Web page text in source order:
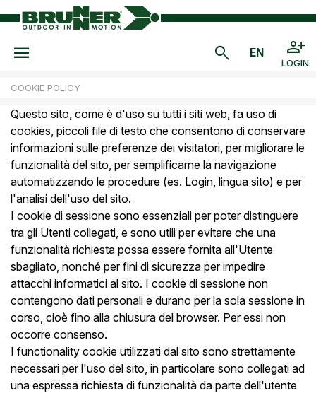
LOGIN
COOKIE POLICY
Questo sito, come è d'uso su tutti i siti web, fa uso di
cookies, piccoli file di testo che consentono di conservare
informazioni sulle preferenze dei visitatori, per migliorare le
funzionalità del sito, per semplificarne la navigazione
automatizzando le procedure (es. Login, lingua sito) e per
l'analisi dell'uso del sito.
I cookie di sessione sono essenziali per poter distinguere
tra gli Utenti collegati, e sono utili per evitare che una
funzionalità richiesta possa essere fornita all'Utente
sbagliato, nonché per fini di sicurezza per impedire
attacchi informatici al sito. I cookie di sessione non
contengono dati personali e durano per la sola sessione in
corso, cioè fino alla chiusura del browser. Per essi non
occorre consenso.
I functionality cookie utilizzati dal sito sono strettamente
necessari per l'uso del sito, in particolare sono collegati ad
una espressa richiesta di funzionalità da parte dell'utente